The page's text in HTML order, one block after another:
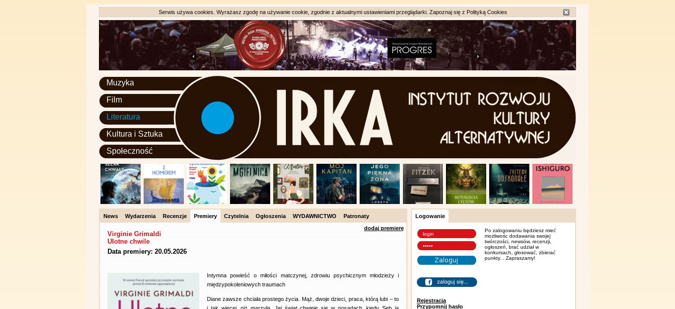
Serwis używa cookies. Wyrażasz zgodę na używanie cookie, zgodnie z aktualnymi ustawieniami przeglądarki. Zapoznaj się z Polityką Cookies
Muzyka
Film
Literatura
Kultura i Sztuka
Społeczność
News Wydarzenia Recenzje Premiery Czytelnia Ogłoszenia WYDAWNICTWO
Patronaty
dodaj premierę
Virginie Grimaldi
Ulotne chwile
Data premiery: 20.05.2026
Intymna powieść o miłości matczynej, zdrowiu psychicznym młodzieży i
międzypokoleniowych traumach
Diane zawsze chciała prostego życia. Mąż, dwoje dzieci, praca, którą lubi – to
Logowanie
Rejestracja
Przypomnij hasło
Po zalogowaniu będziesz mieć
możliwośc dodawania swojej
twórczości, newsów, recenzji,
ogłoszeń, brać udział w
konkursach, głosować, zbierać
punkty... Zapraszamy!